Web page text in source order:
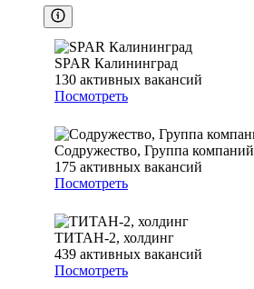
SPAR Калининград
130 активных вакансий
Посмотреть
Содружество, Группа компаний
175 активных вакансий
Посмотреть
ТИТАН-2, холдинг
439 активных вакансий
Посмотреть